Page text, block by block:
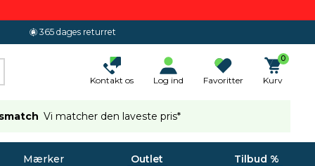
365 dages returret
Kontakt os Log ind Favoritter
0
Kurv
Vi matcher den laveste pris*
Mærker Outlet Tilbud %